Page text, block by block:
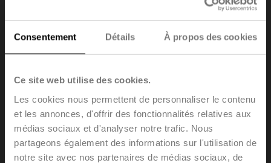
Consentement Détails À propos des cookies
Ce site web utilise des cookies.
Les cookies nous permettent de personnaliser le contenu
et les annonces, d'offrir des fonctionnalités relatives aux
médias sociaux et d'analyser notre trafic. Nous
partageons également des informations sur l'utilisation de
notre site avec nos partenaires de médias sociaux, de
D7125WL/BAC
Vanne papillon 3 voies (2x vannes papillon avec 2x
servomoteurs sans pièce en T), 3 voies, DN 125, Type
oreilles taraudées PN 16, ps 1600 kPa, Kvs 280 m³/h,